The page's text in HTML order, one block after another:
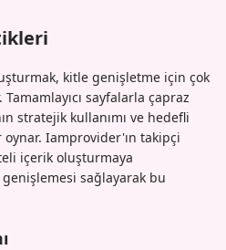
kitle genişletme için çok
sayfalarla çapraz
stratejik kullanımı ve hedefli
oynar. Iamprovider'ın takipçi
içerik oluşturmaya
sağlayarak bu